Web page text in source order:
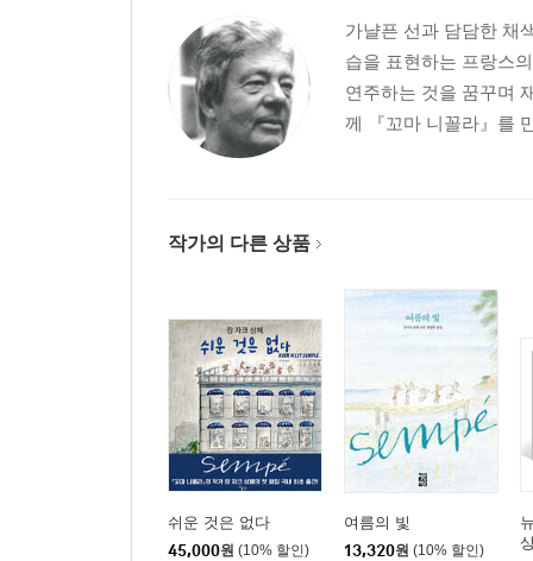
가냘픈 선과 담담한 채
습을 표현하는 프랑스
연주하는 것을 꿈꾸며
께 『꼬마 니꼴라』를
작가의 다른 상품
쉬운 것은 없다
45,000원 (10% 할인)
여름의 빛
13,320원 (10% 할인)